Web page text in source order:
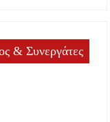
& Συνεργάτες